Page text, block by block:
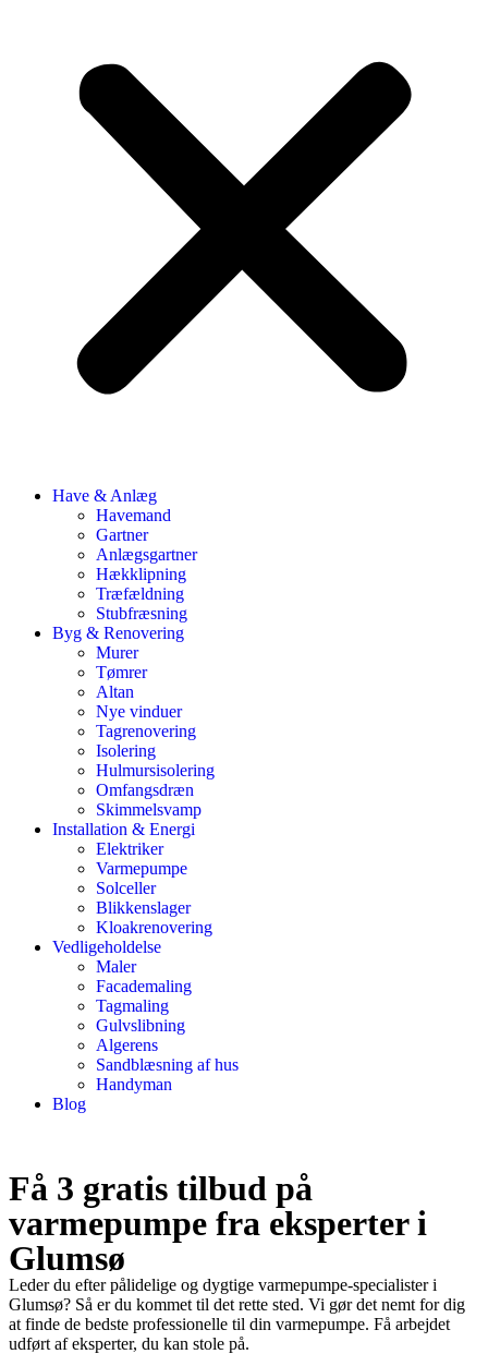
Have & Anlæg
Havemand
Gartner
Anlægsgartner
Hækklipning
Træfældning
Stubfræsning
Byg & Renovering
Murer
Tømrer
Altan
Nye vinduer
Tagrenovering
Isolering
Hulmursisolering
Omfangsdræn
Skimmelsvamp
Installation & Energi
Elektriker
Varmepumpe
Solceller
Blikkenslager
Kloakrenovering
Vedligeholdelse
Maler
Facademaling
Tagmaling
Gulvslibning
Algerens
Sandblæsning af hus
Handyman
Blog
Få 3 gratis tilbud på
varmepumpe fra eksperter i
Glumsø
Leder du efter pålidelige og dygtige varmepumpe-specialister i
Glumsø? Så er du kommet til det rette sted. Vi gør det nemt for dig
at finde de bedste professionelle til din varmepumpe. Få arbejdet
udført af eksperter, du kan stole på.